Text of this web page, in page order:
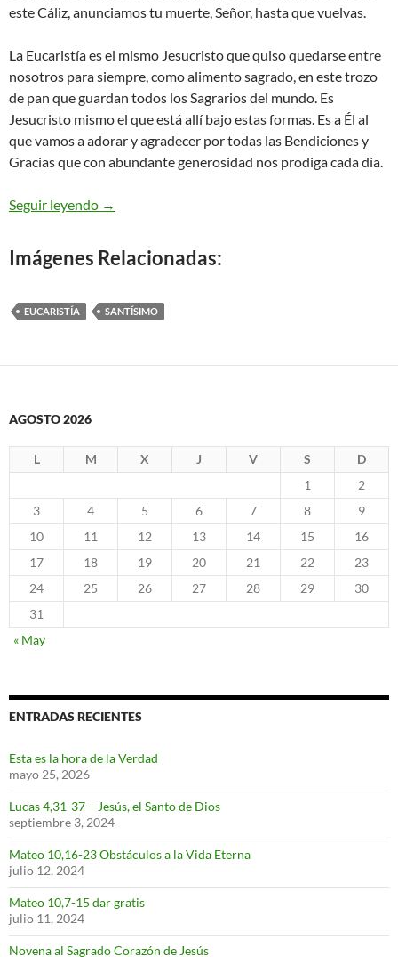
este Cáliz, anunciamos tu muerte, Señor, hasta que vuelvas.
La Eucaristía es el mismo Jesucristo que quiso quedarse entre
nosotros para siempre, como alimento sagrado, en este trozo
de pan que guardan todos los Sagrarios del mundo. Es
Jesucristo mismo el que está allí bajo estas formas. Es a Él al
que vamos a adorar y agradecer por todas las Bendiciones y
Gracias que con abundante generosidad nos prodiga cada día.
Seguir leyendo La Adoración al Santísimo
→
Imágenes Relacionadas:
EUCARISTÍA SANTÍSIMO
AGOSTO 2026
L M X J V S
D
1
2
3
4 5 6 7 8
9
10
11 12 13 14 15
16
17
18 19 20 21 22
23
24
25 26 27 28 29
30
31
« May
ENTRADAS RECIENTES
Esta es la hora de la Verdad
mayo 25, 2026
Lucas 4,31-37 – Jesús, el Santo de Dios
septiembre 3, 2024
Mateo 10,16-23 Obstáculos a la Vida Eterna
julio 12, 2024
Mateo 10,7-15 dar gratis
julio 11, 2024
Novena al Sagrado Corazón de Jesús